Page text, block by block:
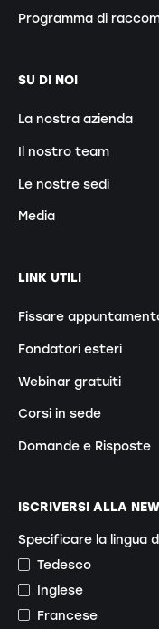
Programma di
SU DI NOI
La nostra azienda
Il nostro team
Le nostre sedi
Media
LINK UTILI
Fissare
Fondatori esteri
Webinar gratuiti
Corsi in sede
Domande e Risposte
ISCRIVERSI ALLA
Specificare la lingua
Tedesco
Inglese
Francese